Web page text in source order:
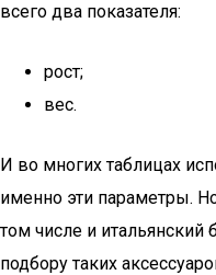
всего два показателя:
рост;
вес.
И во многих таблицах
именно эти параметры.
том числе и итальянский
подбору таких